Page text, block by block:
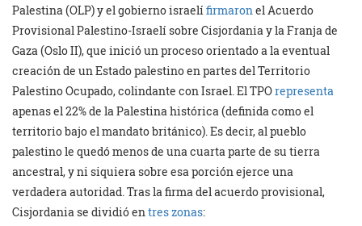
Palestina (OLP) y el gobierno israelífirmaronel Acuerdo
Provisional Palestino-Israelí sobre Cisjordania y la Franja de
Gaza (Oslo II), que inició un proceso orientado a la eventual
creación de un Estado palestino en partes del Territorio
Palestino Ocupado, colindante con Israel. El TPOrepresenta
apenas el 22% de la Palestina histórica (definida como el
territorio bajo el mandato británico). Es decir, al pueblo
palestino le quedó menos de una cuarta parte de su tierra
ancestral, y ni siquiera sobre esa porción ejerce una
verdadera autoridad. Tras la firma del acuerdo provisional,
Cisjordania se dividió entres zonas: